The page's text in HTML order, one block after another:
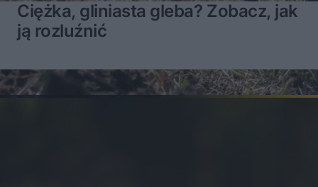
Ciężka, gliniasta gleba? Zobacz, jak
ją rozluźnić